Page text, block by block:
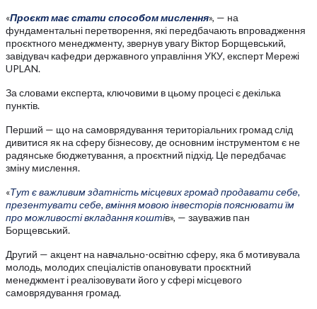
«Проєкт має стати способом мислення», — на
фундаментальні перетворення, які передбачають впровадження
проєктного менеджменту, звернув увагу Віктор Борщевський,
завідувач кафедри державного управління УКУ, експерт Мережі
UPLAN.
За словами експерта, ключовими в цьому процесі є декілька
пунктів.
Перший — що на самоврядування територіальних громад слід
дивитися як на сферу бізнесову, де основним інструментом є не
радянське бюджетування, а проєктний підхід. Це передбачає
зміну мислення.
«Тут є важливим здатність місцевих громад продавати себе,
презентувати себе, вміння мовою інвесторів пояснювати їм
про можливості вкладання коштів», — зауважив пан
Борщевський.
Другий — акцент на навчально-освітню сферу, яка б мотивувала
молодь, молодих спеціалістів опановувати проєктний
менеджмент і реалізовувати його у сфері місцевого
самоврядування громад.